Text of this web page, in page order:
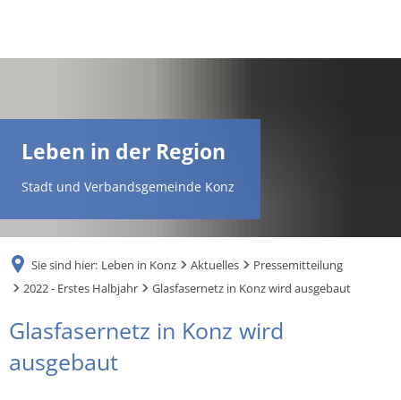
FR
Leben in der Region
Stadt und Verbandsgemeinde Konz
Sie sind hier: Leben in Konz Aktuelles
Pressemitteilung
2022 - Erstes Halbjahr
Glasfasernetz in Konz wird ausgebaut
Glasfasernetz in Konz wird
ausgebaut